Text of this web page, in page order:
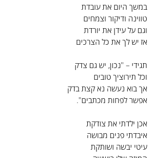
במשך היום את עובדת
טווינה ודיקור וצמחים
וגם על עידן את יורדת
אז יש לך את כל הצרכים
תגידי – "נכון, יש גם צדק
וכל תירוציך טובים
אך בוא נעשה נא קצת בדק
אפשר לפחות מכתבים".
אכן ילדתי את צודקת
איבדתי פנים מבושה
עיטי יבשה ושותקת